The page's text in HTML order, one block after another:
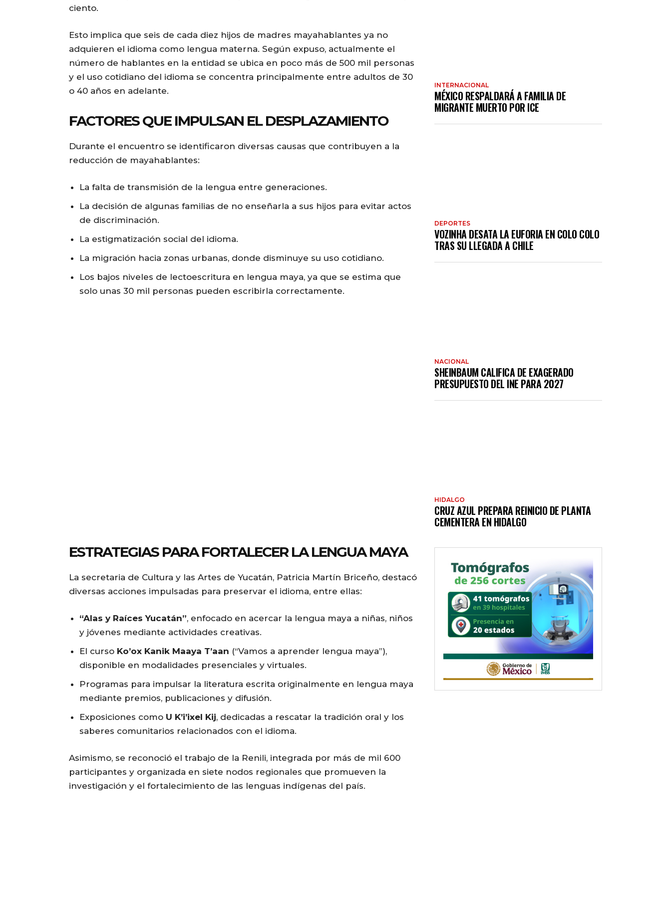
ciento.
Esto implica que seis de cada diez hijos de madres mayahablantes ya no
adquieren el idioma como lengua materna. Según expuso, actualmente el
número de hablantes en la entidad se ubica en poco más de 500 mil personas
y el uso cotidiano del idioma se concentra principalmente entre adultos de 30
o 40 años en adelante.
FACTORES QUE IMPULSAN EL DESPLAZAMIENTO
Durante el encuentro se identificaron diversas causas que contribuyen a la
reducción de mayahablantes:
La falta de transmisión de la lengua entre generaciones.
La decisión de algunas familias de no enseñarla a sus hijos para evitar actos
de discriminación.
La estigmatización social del idioma.
La migración hacia zonas urbanas, donde disminuye su uso cotidiano.
Los bajos niveles de lectoescritura en lengua maya, ya que se estima que
solo unas 30 mil personas pueden escribirla correctamente.
ESTRATEGIAS PARA FORTALECER LA LENGUA MAYA
La secretaria de Cultura y las Artes de Yucatán, Patricia Martín Briceño, destacó
diversas acciones impulsadas para preservar el idioma, entre ellas:
“Alas y Raíces Yucatán”, enfocado en acercar la lengua maya a niñas, niños
y jóvenes mediante actividades creativas.
El curso Ko’ox Kanik Maaya T’aan (“Vamos a aprender lengua maya”),
disponible en modalidades presenciales y virtuales.
Programas para impulsar la literatura escrita originalmente en lengua maya
mediante premios, publicaciones y difusión.
Exposiciones como U K’i’ixel Kij, dedicadas a rescatar la tradición oral y los
saberes comunitarios relacionados con el idioma.
Asimismo, se reconoció el trabajo de la Renili, integrada por más de mil 600
participantes y organizada en siete nodos regionales que promueven la
investigación y el fortalecimiento de las lenguas indígenas del país.
INTERNACIONAL
MÉXICO RESPALDARÁ A FAMILIA DE
MIGRANTE MUERTO POR ICE
DEPORTES
VOZINHA DESATA LA EUFORIA EN COLO COLO
TRAS SU LLEGADA A CHILE
NACIONAL
SHEINBAUM CALIFICA DE EXAGERADO
PRESUPUESTO DEL INE PARA 2027
HIDALGO
CRUZ AZUL PREPARA REINICIO DE PLANTA
CEMENTERA EN HIDALGO